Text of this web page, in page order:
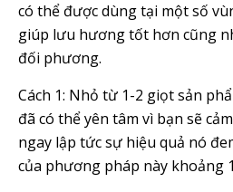
có thể được dùng tại một số
giúp lưu hương tốt hơn cũng
đối phương.
Cách 1: Nhỏ từ 1-2 giọt sản
đã có thể yên tâm vì bạn sẽ
ngay lập tức sự hiệu quả nó
của phương pháp này khoảng